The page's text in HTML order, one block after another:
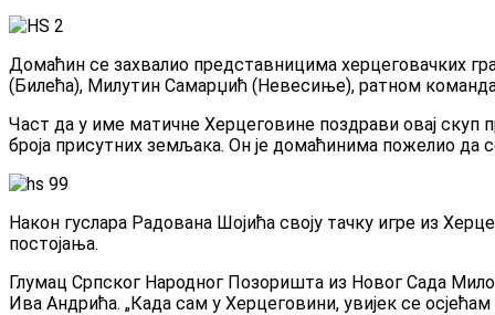
Домаћин се захвалио представницима херцеговачких
(Билећа), Милутин Самарџић (Невесиње), ратном
Част да у име матичне Херцеговине поздрави овај скуп
броја присутних земљака. Он је домаћинима пожелио да
Након гуслара Радована Шојића своју тачку игре из
постојања.
Глумац Српског Народног Позоришта из Новог Сада
Ива Андрића. „Када сам у Херцеговини, увијек се